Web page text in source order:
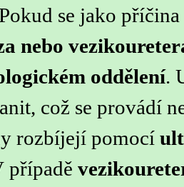
se jako
nebo
oddělení.
což se provádí
rozbíjejí pomocí
případě